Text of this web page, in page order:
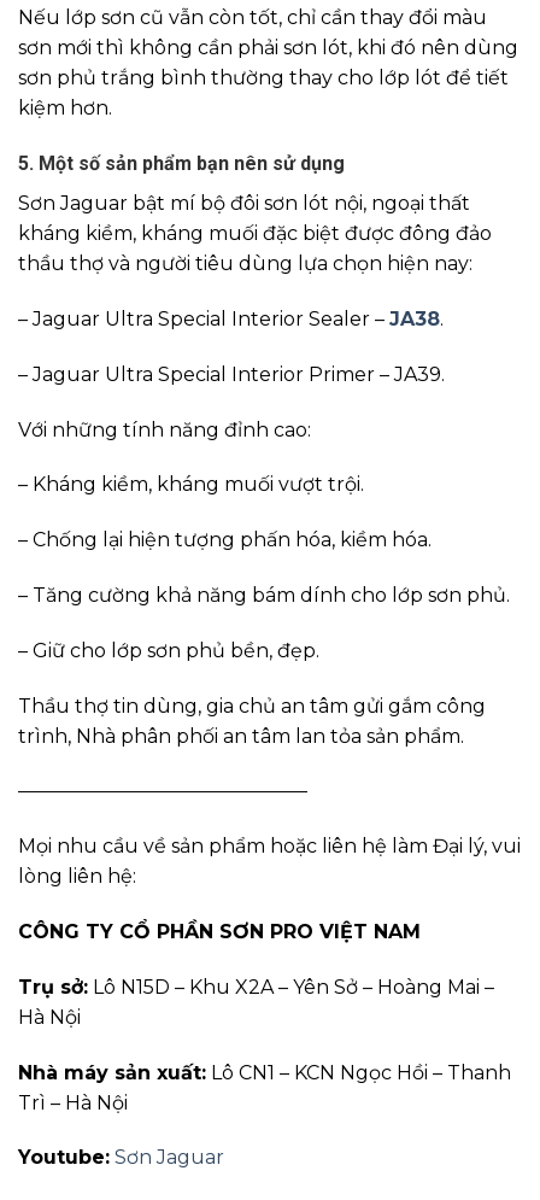
Nếu lớp sơn cũ vẫn còn tốt, chỉ cần thay đổi màu
sơn mới thì không cần phải sơn lót, khi đó nên dùng
sơn phủ trắng bình thường thay cho lớp lót để tiết
kiệm hơn.
5. Một số sản phẩm bạn nên sử dụng
Sơn Jaguar bật mí bộ đôi sơn lót nội, ngoại thất
kháng kiềm, kháng muối đặc biệt được đông đảo
thầu thợ và người tiêu dùng lựa chọn hiện nay:
– Jaguar Ultra Special Interior Sealer – JA38.
– Jaguar Ultra Special Interior Primer – JA39.
Với những tính năng đỉnh cao:
– Kháng kiềm, kháng muối vượt trội.
– Chống lại hiện tượng phấn hóa, kiềm hóa.
– Tăng cường khả năng bám dính cho lớp sơn phủ.
– Giữ cho lớp sơn phủ bền, đẹp.
Thầu thợ tin dùng, gia chủ an tâm gửi gắm công
trình, Nhà phân phối an tâm lan tỏa sản phẩm.
———————————————
Mọi nhu cầu về sản phẩm hoặc liên hệ làm Đại lý, vui
lòng liên hệ:
CÔNG TY CỔ PHẦN SƠN PRO VIỆT NAM
Trụ sở: Lô N15D – Khu X2A – Yên Sở – Hoàng Mai –
Hà Nội
Nhà máy sản xuất: Lô CN1 – KCN Ngọc Hồi – Thanh
Trì – Hà Nội
Youtube: Sơn Jaguar